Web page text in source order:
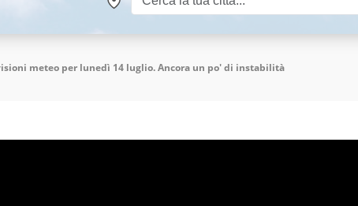
meteo per lunedì 14 luglio. Ancora un po' di instabilità